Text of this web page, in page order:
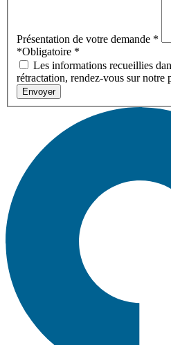
Présentation de votre demande *
*Obligatoire *
Les informations recueillies
rétractation, rendez-vous sur
Envoyer